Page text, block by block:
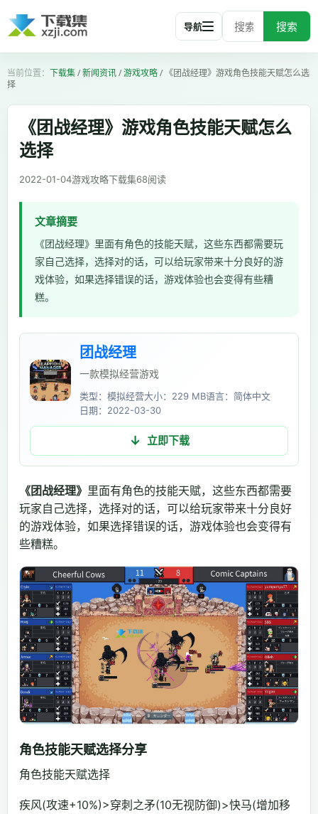
搜索
导航
下载集/新闻资讯/游戏攻略/ 《团战经理》游戏角色技能天赋怎么选
择
《团战经理》游戏角色技能天赋怎么
选择
2022-01-04游戏攻略下载集68阅读
文章摘要
《团战经理》里面有角色的技能天赋，这些东西都需要玩
家自己选择，选择对的话，可以给玩家带来十分良好的游
戏体验，如果选择错误的话，游戏体验也会变得有些糟
糕。
团战经理
一款模拟经营游戏
类型：模拟经营大小：229 MB语言：简体中文
日期：2022-03-30
立即下载
《团战经理》 里面有角色的技能天赋，这些东西都需要
玩家自己选择，选择对的话，可以给玩家带来十分良好
的游戏体验，如果选择错误的话，游戏体验也会变得有
些糟糕。
角色技能天赋选择分享
角色技能天赋选择
疾风(攻速+10%)>穿刺之矛(10无视防御)>快马(增加移